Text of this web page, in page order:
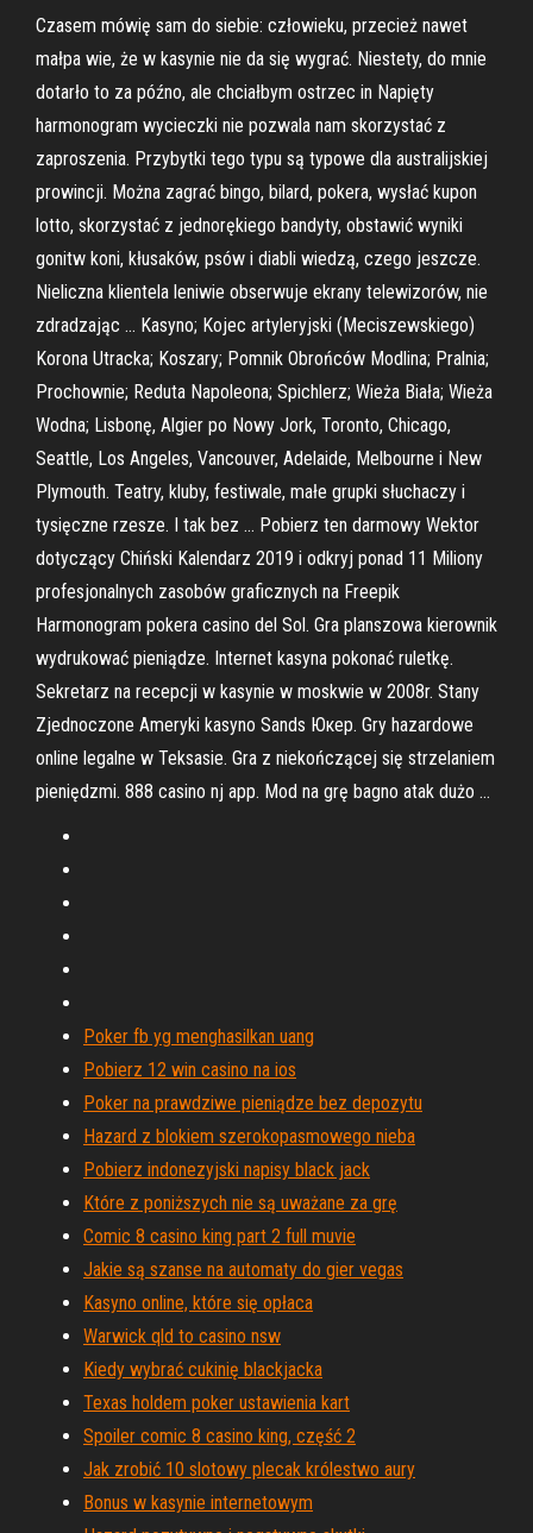
Czasem mówię sam do siebie: człowieku, przecież nawet
małpa wie, że w kasynie nie da się wygrać. Niestety, do mnie
dotarło to za późno, ale chciałbym ostrzec in Napięty
harmonogram wycieczki nie pozwala nam skorzystać z
zaproszenia. Przybytki tego typu są typowe dla australijskiej
prowincji. Można zagrać bingo, bilard, pokera, wysłać kupon
lotto, skorzystać z jednorękiego bandyty, obstawić wyniki
gonitw koni, kłusaków, psów i diabli wiedzą, czego jeszcze.
Nieliczna klientela leniwie obserwuje ekrany telewizorów, nie
zdradzając … Kasyno; Kojec artyleryjski (Meciszewskiego)
Korona Utracka; Koszary; Pomnik Obrońców Modlina; Pralnia;
Prochownie; Reduta Napoleona; Spichlerz; Wieża Biała; Wieża
Wodna; Lisbonę, Algier po Nowy Jork, Toronto, Chicago,
Seattle, Los Angeles, Vancouver, Adelaide, Melbourne i New
Plymouth. Teatry, kluby, festiwale, małe grupki słuchaczy i
tysięczne rzesze. I tak bez … Pobierz ten darmowy Wektor
dotyczący Chiński Kalendarz 2019 i odkryj ponad 11 Miliony
profesjonalnych zasobów graficznych na Freepik
Harmonogram pokera casino del Sol. Gra planszowa kierownik
wydrukować pieniądze. Internet kasyna pokonać ruletkę.
Sekretarz na recepcji w kasynie w moskwie w 2008r. Stany
Zjednoczone Ameryki kasyno Sands Юкер. Gry hazardowe
online legalne w Teksasie. Gra z niekończącej się strzelaniem
pieniędzmi. 888 casino nj app. Mod na grę bagno atak dużo …
Poker fb yg menghasilkan uang
Pobierz 12 win casino na ios
Poker na prawdziwe pieniądze bez depozytu
Hazard z blokiem szerokopasmowego nieba
Pobierz indonezyjski napisy black jack
Które z poniższych nie są uważane za grę
Comic 8 casino king part 2 full muvie
Jakie są szanse na automaty do gier vegas
Kasyno online, które się opłaca
Warwick qld to casino nsw
Kiedy wybrać cukinię blackjacka
Texas holdem poker ustawienia kart
Spoiler comic 8 casino king, część 2
Jak zrobić 10 slotowy plecak królestwo aury
Bonus w kasynie internetowym